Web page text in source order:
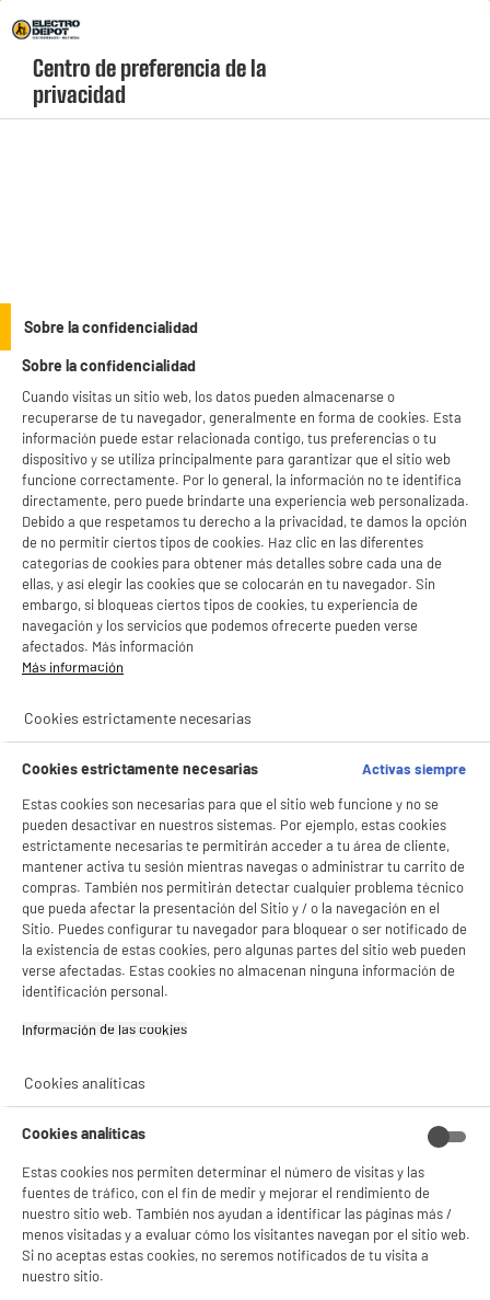
Menú
geolocation-header-icon-text
account
LEGANÉS, MADRID
product_list_sticky_button_Filter
★★★★★
★★★★★
4.2/5 (115)
compare_product
Repetidor TP LINK N300 toma telefónica +
antena
Tipo : Repetidor wifi
débito : 300
28€87
★★★★★
★★★★★
/5 3)
compare_product
Cápsulas monodosis TASSIMO L'OR CAPPUCCINO
Tipo : Monodosis
Compatible con : Máquina Tassimo
5€ 48
★★★★★
★★★★★
4.1 /5(
compare_product
8€96
Centro de preferencia de la
privacidad
Sobre la confidencialidad
Sobre la confidencialidad
Cuando visitas un sitio web, los datos pueden almacenarse o
recuperarse de tu navegador, generalmente en forma de cookies. Esta
información puede estar relacionada contigo, tus preferencias o tu
dispositivo y se utiliza principalmente para garantizar que el sitio web
funcione correctamente. Por lo general, la información no te identifica
directamente, pero puede brindarte una experiencia web personalizada.
Debido a que respetamos tu derecho a la privacidad, te damos la opción
de no permitir ciertos tipos de cookies. Haz clic en las diferentes
categorías de cookies para obtener más detalles sobre cada una de
ellas, y así elegir las cookies que se colocarán en tu navegador. Sin
embargo, si bloqueas ciertos tipos de cookies, tu experiencia de
navegación y los servicios que podemos ofrecerte pueden verse
afectados. Más información
Más información
Cookies estrictamente necesarias
Cookies estrictamente necesarias
Activas siempre
Estas cookies son necesarias para que el sitio web funcione y no se
pueden desactivar en nuestros sistemas. Por ejemplo, estas cookies
estrictamente necesarias te permitirán acceder a tu área de cliente,
mantener activa tu sesión mientras navegas o administrar tu carrito de
compras. También nos permitirán detectar cualquier problema técnico
que pueda afectar la presentación del Sitio y / o la navegación en el
Sitio. Puedes configurar tu navegador para bloquear o ser notificado de
la existencia de estas cookies, pero algunas partes del sitio web pueden
verse afectadas. Estas cookies no almacenan ninguna información de
identificación personal.
Información de las cookies‎
Cookies analíticas
Cookies analíticas
Estas cookies nos permiten determinar el número de visitas y las
fuentes de tráfico, con el fin de medir y mejorar el rendimiento de
nuestro sitio web. También nos ayudan a identificar las páginas más /
menos visitadas y a evaluar cómo los visitantes navegan por el sitio web.
Si no aceptas estas cookies, no seremos notificados de tu visita a
nuestro sitio.